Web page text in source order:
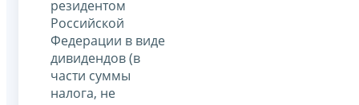
резидентом
Российской
Федерации в виде
дивидендов (в
части суммы
налога, не